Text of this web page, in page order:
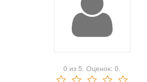
0 из 5. Оценок: 0.